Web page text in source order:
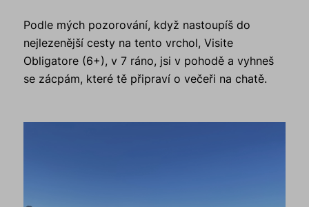
Podle mých pozorování, když nastoupíš do
nejlezenější cesty na tento vrchol, Visite
Obligatore (6+), v 7 ráno, jsi v pohodě a vyhneš
se zácpám, které tě připraví o večeři na chatě.